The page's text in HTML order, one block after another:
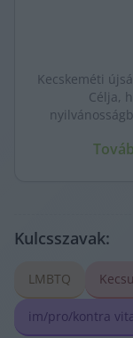
Kecskeméti
Célja,
Kulcsszavak:
LMBTQ
im/pro/kontra